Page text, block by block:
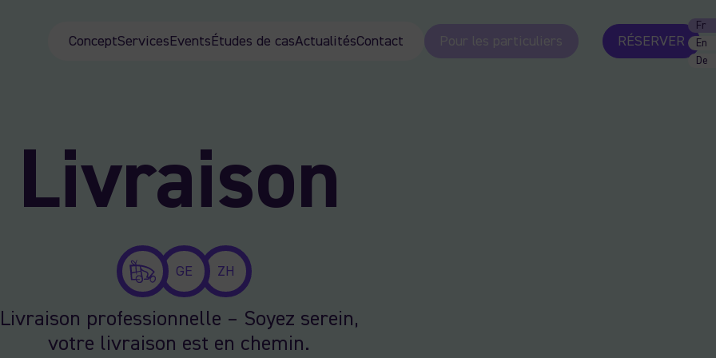
ConceptServices Events Études de casActualitésContact Pour les particuliers RÉSERVER
Fr
En
De
Livraison
GE ZH
Livraison professionnelle – Soyez serein,
votre livraison est en chemin.